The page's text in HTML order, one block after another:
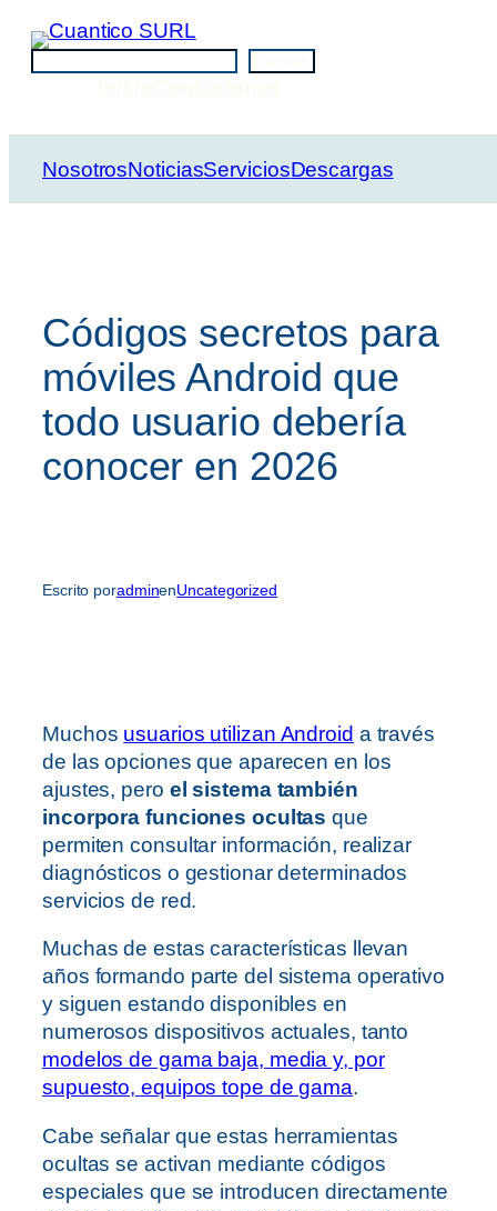
Saltar
contenido
NosotrosNoticiasServiciosDescargas
Códigos secretos para
móviles Android que
todo usuario debería
conocer en 2026
Escrito poradminenUncategorized
Muchos usuarios utilizan Android a través
de las opciones que aparecen en los
ajustes, pero el sistema también
incorpora funciones ocultas que
permiten consultar información, realizar
diagnósticos o gestionar determinados
servicios de red.
Muchas de estas características llevan
años formando parte del sistema operativo
y siguen estando disponibles en
numerosos dispositivos actuales, tanto
modelos de gama baja, media y, por
supuesto, equipos tope de gama.
Cabe señalar que estas herramientas
ocultas se activan mediante códigos
especiales que se introducen directamente